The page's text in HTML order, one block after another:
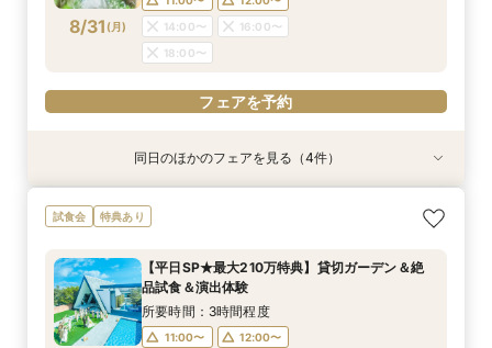
フェアを予約
フェアを予約
フェアを予約
フェアを予約
フェアを予約
8/31 (月)
14:00〜
16:00〜
18:00〜
フェアを予約
特典あり
8/31(月)
＼1軒目限定★3万ギフト付／ドレス＆挙式料プレ
ゼント×和牛試食
11:00〜
12:00〜
14:00〜
16:00〜
18:00〜
特典あり
8/31(月)
【6名～30名の少人数婚】挙式＆会食Newプラ
ン誕生！無料試食付
11:00〜
12:00〜
14:00〜
16:00〜
18:00〜
8/31(月)
【60分で完結】即決営業ナシで安心！気軽によ
りみちツアー
12:00〜
13:00〜
15:00〜
16:00〜
17:00〜
8/31(月)
【タイパ重視！60分で完結◎】オンラインで会
場案内＆相談会
12:00〜
13:00〜
15:00〜
16:00〜
17:00〜
同日のほかのフェアを見る（4件）
試食会 特典あり
【平日SP★最大210万特典】貸切ガーデン＆絶
品試食＆演出体験
所要時間：3時間程度
11:00〜
12:00〜